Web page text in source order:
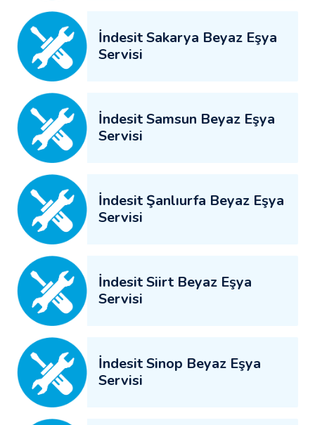
İndesit Sakarya Beyaz Eşya
Servisi
İndesit Samsun Beyaz Eşya
Servisi
İndesit Şanlıurfa Beyaz Eşya
Servisi
İndesit Siirt Beyaz Eşya
Servisi
İndesit Sinop Beyaz Eşya
Servisi